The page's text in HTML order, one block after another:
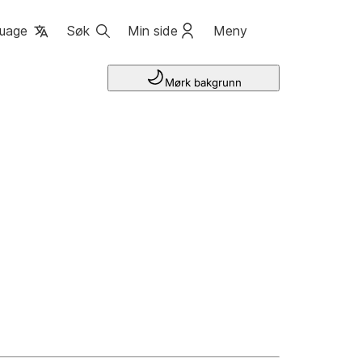
Søk Min side Meny
Mørk bakgrunn